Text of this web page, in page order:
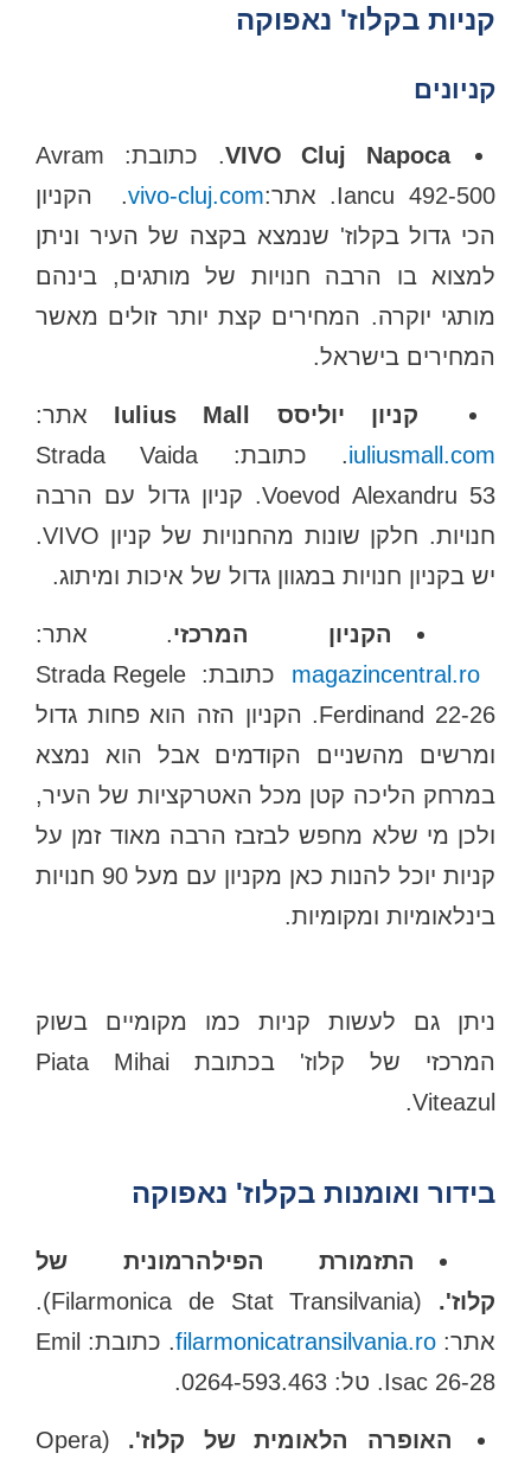
קניות בקלוז' נאפוקה
קניונים
‪VIVO Cluj Napoca‬
. כתובת: Avram
Iancu 492-500. אתר:
vivo-cluj.com. הקניון
הכי גדול בקלוז' שנמצא בקצה של העיר וניתן
למצוא בו הרבה חנויות של מותגים, בינהם
מותגי יוקרה. המחירים קצת יותר זולים מאשר
המחירים בישראל.
‪
‬אתר:
iuliusmall.com
. כתובת: Strada Vaida
Voevod Alexandru 53. קניון גדול עם הרבה
חנויות. חלקן שונות מהחנויות של קניון VIVO.
יש בקניון חנויות במגוון גדול של איכות ומיתוג.
הקניון המרכזי. אתר:
magazincentral.ro
כתובת: Strada Regele
Ferdinand 22-26. הקניון הזה הוא פחות גדול
ומרשים מהשניים הקודמים אבל הוא נמצא
במרחק הליכה קטן מכל האטרקציות של העיר,
ולכן מי שלא מחפש לבזבז הרבה מאוד זמן על
קניות יוכל להנות כאן מקניון עם מעל 90 חנויות
בינלאומיות ומקומיות.
ניתן גם לעשות קניות כמו מקומיים בשוק
המרכזי של קלוז' בכתובת Piata Mihai
Viteazul.
בידור ואומנות בקלוז' נאפוקה
התזמורת הפילהרמונית של
קלוז'.
(Filarmonica de Stat Transilvania).
אתר: filarmonicatransilvania.ro
. כתובת: Emil
Isac 26-28. טל: 0264-593.463.
האופרה הלאומית של קלוז'.
(Opera